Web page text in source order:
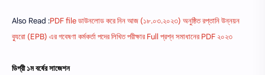
Also Read :PDF file ডাউনলোড করে নিন আজ (১৮.০৩.২০২৩) অনুষ্ঠিত রপ্তানি উন্নয়ন
ব্যুরো (EPB) এর গবেষণা কর্মকর্তা পদের লিখিত পরীক্ষার Full প্রশ্ন সমাধানের PDF ২০২৩
ডিগ্রী ১ম বর্ষের সাজেশন